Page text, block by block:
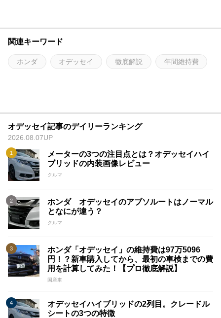
関連キーワード
ホンダ オデッセイ 徹底解説 年間維持費
オデッセイ記事のデイリーランキング
2026.08.07UP
メーターの3つの注目点とは？オデッセイハイ
ブリッドの内装画像レビュー
クルマ
ホンダ オデッセイのアブソルートはノーマル
となにが違う？
クルマ
ホンダ「オデッセイ」の維持費は97万5096
円！？新車購入してから、最初の車検までの費
用を計算してみた！【プロ徹底解説】
国産車
オデッセイハイブリッドの2列目。クレードル
シートの3つの特徴